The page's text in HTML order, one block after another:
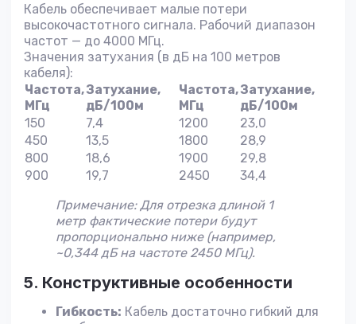
Кабель обеспечивает малые потери
высокочастотного сигнала. Рабочий диапазон
частот — до 4000 МГц.
Значения затухания (в дБ на 100 метров
кабеля):
Частота,
МГц
Затухание,
дБ/100м
Частота,
МГц
Затухание,
дБ/100м
150
7,4 1200
23,0
450
13,5 1800
28,9
800
18,6 1900
29,8
900
19,7 2450
34,4
Примечание: Для отрезка длиной 1
метр фактические потери будут
пропорционально ниже (например,
~0,344 дБ на частоте 2450 МГц).
5. Конструктивные особенности
Гибкость: Кабель достаточно гибкий для